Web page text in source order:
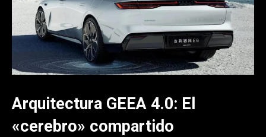
Arquitectura GEEA 4.0: El
«cerebro» compartido